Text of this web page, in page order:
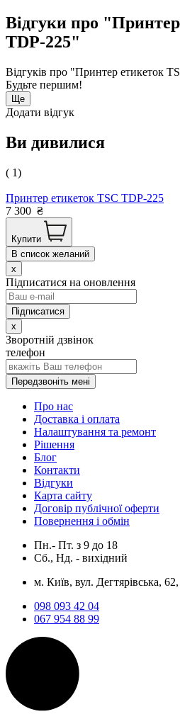
Відгуки про
TDP-225"
Відгуків про "Принтер етикеток
Будьте першим!
Ще
Додати відгук
Ви дивилися
( 1)
Принтер етикеток TSC TDP-225
7 300 ₴
Купити
В список желаний
x
Підписатися на оновлення
x
Зворотній дзвінок
телефон
Передзвоніть мені
Про нас
Доставка і оплата
Налаштування та ремонт
Рішення
Блог
Контакти
Відгуки
Карта сайту
Договір публічної оферти
Повернення і обмін
Пн.- Пт. з 9 до 18
Сб., Нд. - вихідний
м. Київ, вул. Дегтярівська,
098 093 42 04
067 954 88 99